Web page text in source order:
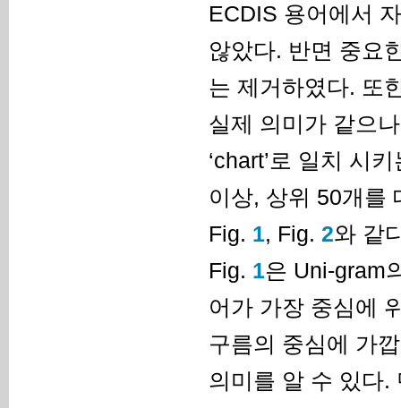
ECDIS 용어에서
않았다. 반면 중요
는 제거하였다. 또
실제 의미가 같으
‘chart’로 일치 시
이상, 상위 50개를
Fig. 1, Fig. 2와 같
Fig. 1은 Uni-gram
어가 가장 중심에
구름의 중심에 가
의미를 알 수 있다